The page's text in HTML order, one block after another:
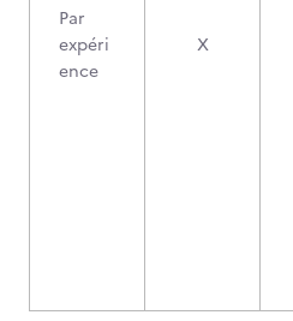
Par
expéri
ence
X